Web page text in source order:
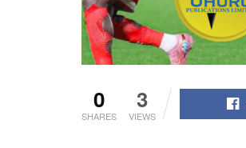
0
SHARES
3
VIEWS